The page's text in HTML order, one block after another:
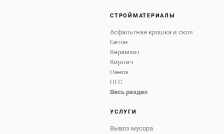
СТРОЙМАТЕРИАЛЫ
Асфальтная крошка и скол
Бетон
Керамзит
Кирпич
Навоз
ПГС
Весь раздел
УСЛУГИ
Вывоз мусора